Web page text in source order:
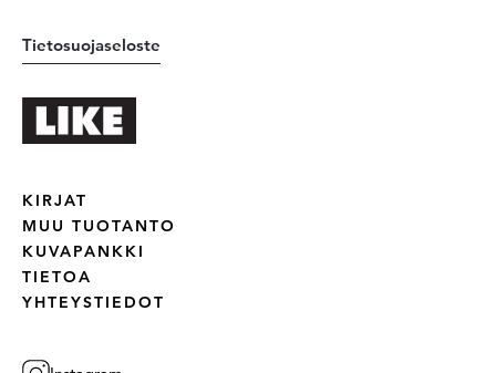
Tietosuojaseloste
KIRJAT
MUU TUOTANTO
KUVAPANKKI
TIETOA
YHTEYSTIEDOT